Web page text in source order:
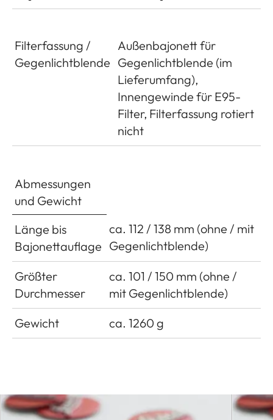
Filterfassung /
Gegenlichtblende
Außenbajonett für
Gegenlichtblende (im
Lieferumfang),
Innengewinde für E95-
Filter, Filterfassung rotiert
nicht
Abmessungen
und Gewicht
Länge bis
Bajonettauflage
ca. 112 / 138 mm (ohne / mit
Gegenlichtblende)
Größter
Durchmesser
ca. 101 / 150 mm (ohne /
mit Gegenlichtblende)
Gewicht
ca. 1260 g